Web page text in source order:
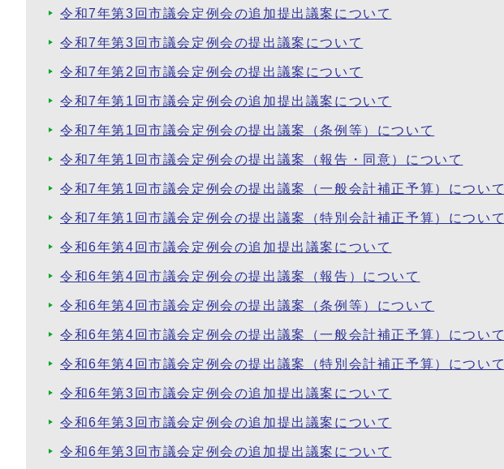
令和7年第3回市議会定例会の追加提出議案について
令和7年第3回市議会定例会の提出議案について
令和7年第2回市議会定例会の提出議案について
令和7年第1回市議会定例会の追加提出議案について
令和7年第1回市議会定例会の提出議案（条例等）について
令和7年第1回市議会定例会の提出議案（報告・同意）について
令和7年第1回市議会定例会の提出議案（一般会計補正予算）について
令和7年第1回市議会定例会の提出議案（特別会計補正予算）について
令和6年第4回市議会定例会の追加提出議案について
令和6年第4回市議会定例会の提出議案（報告）について
令和6年第4回市議会定例会の提出議案（条例等）について
令和6年第4回市議会定例会の提出議案（一般会計補正予算）について
令和6年第4回市議会定例会の提出議案（特別会計補正予算）について
令和6年第3回市議会定例会の追加提出議案について
令和6年第3回市議会定例会の追加提出議案について
令和6年第3回市議会定例会の追加提出議案について